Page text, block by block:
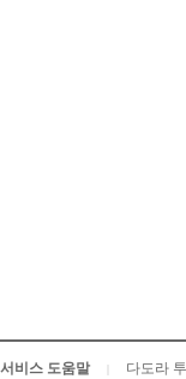
서비스 도움말 다도라